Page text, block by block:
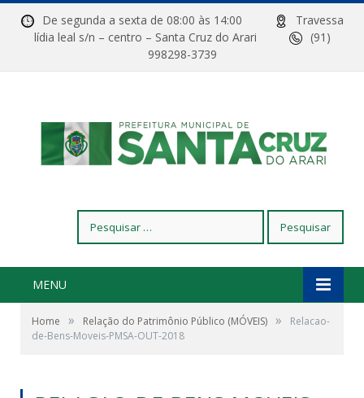
De segunda a sexta de 08:00 às 14:00
Travessa
lídia leal s/n – centro – Santa Cruz do Arari
(91)
998298-3739
por:
MENU
Home » Relação do Patrimônio Público (MÓVEIS) »
Relacao-
de-Bens-Moveis-PMSA-OUT-2018